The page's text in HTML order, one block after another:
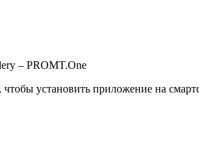
установить приложение на